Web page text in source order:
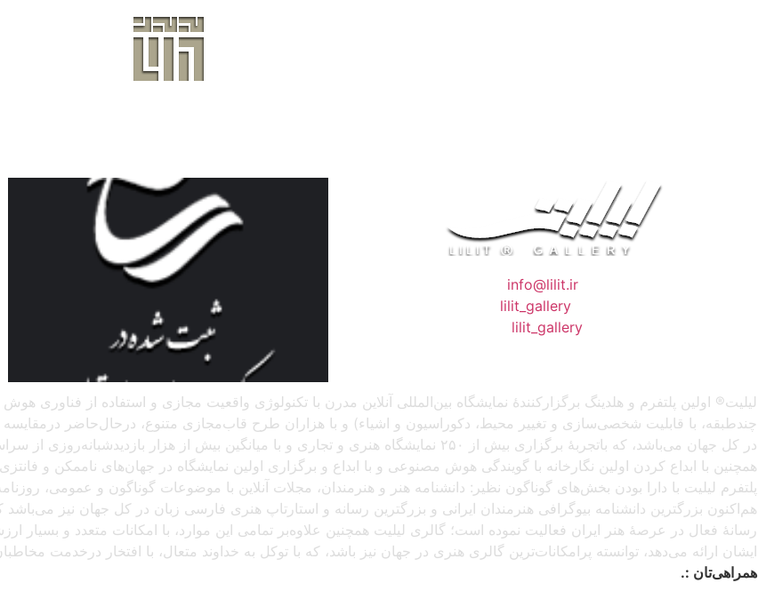
info@lilit.ir
lilit_gallery
lilit_gallery
لیلیت® اولین پلتفرم و هلدینگ برگزارکنندهٔ نمایشگاه بین‌المللی آنلاین مدرن با تکنولوژی واقعیت مجازی و استفاده از
چندطبقه، با قابلیت شخصی‌سازی و تغییر محیط، دکوراسیون و اشیاء) و با هزاران طرح قاب‌مجازی متنوع، درحال‌حاضر درمقایسه با
در کل جهان می‌باشد، که باتجربهٔ برگزاری بیش از ۲۵۰ نمایشگاه هنری و تجاری و با میانگین بیش از
همچنین با ابداع کردن اولین نگارخانه با گویندگی هوش مصنوعی و با ابداع و برگزاری اولین نمایشگاه در جهان‌های ناممکن و
پلتفرم لیلیت با دارا بودن بخش‌های گوناگون نظیر: دانشنامه هنر و هنرمندان، مجلات آنلاین با موضوعات گوناگون و عمومی،
هم‌اکنون بزرگترین دانشنامه بیوگرافی هنرمندان ایرانی و بزرگترین رسانه و استارتاپ هنری فارسی زبان در کل جهان نیز
رسانهٔ فعال در عرصهٔ هنر ایران فعالیت نموده است؛ گالری لیلیت همچنین علاوه‌بر تمامی این موارد، با امکانات متعدد و بسیار
ایشان ارائه می‌دهد، توانسته پرامکانات‌ترین گالری هنری در جهان نیز باشد، که با توکل به خداوند متعال، با افتخار درخدمت
همراهی‌تان :.